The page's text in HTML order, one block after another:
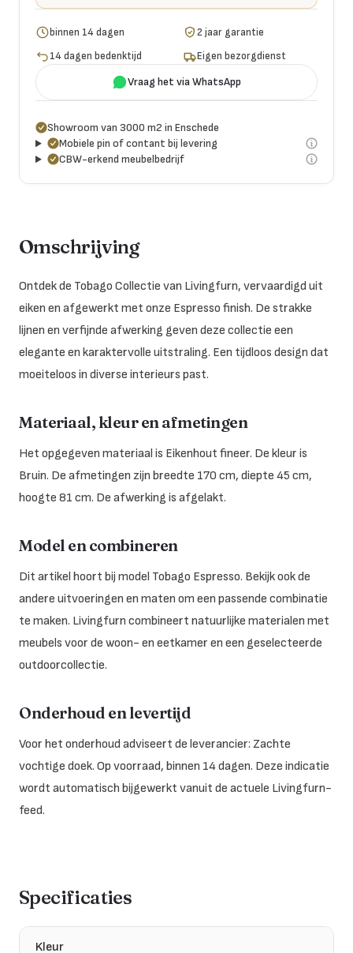
binnen 14 dagen
2 jaar garantie
14 dagen bedenktijd
Eigen bezorgdienst
Vraag het via WhatsApp
Showroom van 3000 m2 in Enschede
Mobiele pin of contant bij levering
CBW-erkend meubelbedrijf
Omschrijving
Ontdek de Tobago Collectie van Livingfurn, vervaardigd uit
eiken en afgewerkt met onze Espresso finish. De strakke
lijnen en verfijnde afwerking geven deze collectie een
elegante en karaktervolle uitstraling. Een tijdloos design dat
moeiteloos in diverse interieurs past.
Materiaal, kleur en afmetingen
Het opgegeven materiaal is Eikenhout fineer. De kleur is
Bruin. De afmetingen zijn breedte 170 cm, diepte 45 cm,
hoogte 81 cm. De afwerking is afgelakt.
Model en combineren
Dit artikel hoort bij model Tobago Espresso. Bekijk ook de
andere uitvoeringen en maten om een passende combinatie
te maken. Livingfurn combineert natuurlijke materialen met
meubels voor de woon- en eetkamer en een geselecteerde
outdoorcollectie.
Onderhoud en levertijd
Voor het onderhoud adviseert de leverancier: Zachte
vochtige doek. Op voorraad, binnen 14 dagen. Deze indicatie
wordt automatisch bijgewerkt vanuit de actuele Livingfurn-
feed.
Specificaties
Kleur